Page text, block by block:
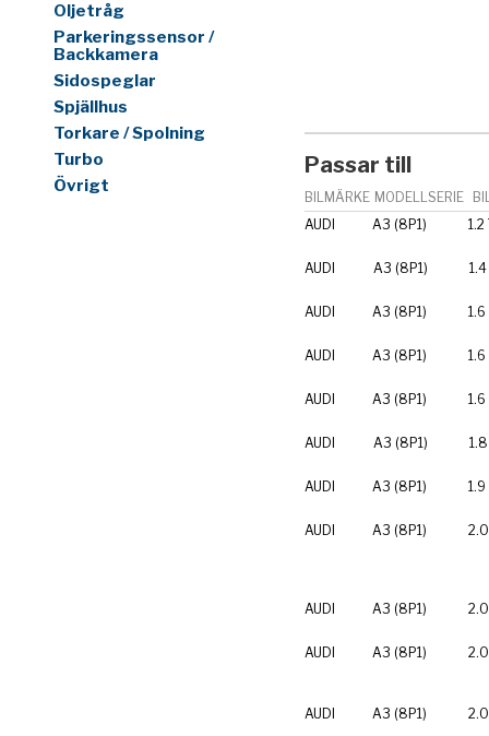
Oljetråg
Parkeringssensor /
Backkamera
Sidospeglar
Spjällhus
Torkare / Spolning
Turbo
Övrigt
Passar till
BILMÄRKE MODELLSERIE
AUDI
A3 (8P1) 1.2
AUDI A3 (8P1)
AUDI A3 (8P1) 1.6
AUDI A3 (8P1)
AUDI A3 (8P1) 1.6
AUDI A3 (8P1)
AUDI A3 (8P1) 1.9
AUDI A3 (8P1)
AUDI A3 (8P1)
AUDI A3 (8P1)
AUDI A3 (8P1)